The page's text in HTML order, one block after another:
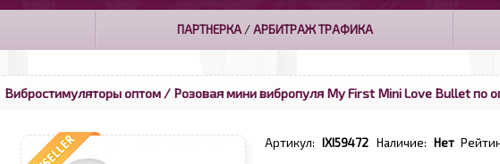
ПАРТНЕРКА/АРБИТРАЖ ТРАФИКА
Вибростимуляторы оптом / Розовая мини вибропуля My First Mini Love Bullet по
Артикул: IXI59472 Наличие: Нет